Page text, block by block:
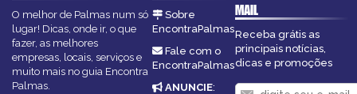
O melhor de Palmas num só
lugar! Dicas, onde ir, o que
fazer, as melhores
empresas, locais, serviços e
muito mais no guia Encontra
Palmas.
Sobre
EncontraPalmas
Fale com o
EncontraPalmas
ANUNCIE:
MAIL
Receba grátis as
principais notícias,
dicas e promoções